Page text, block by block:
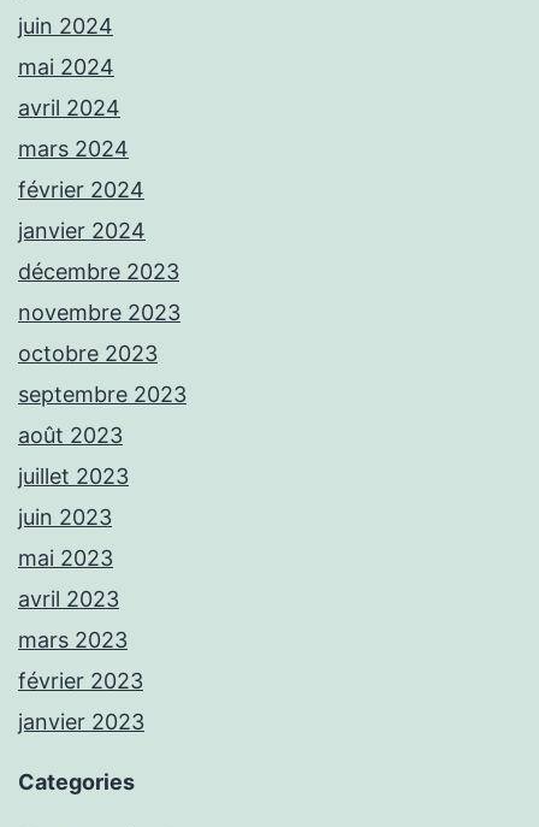
juin 2024
mai 2024
avril 2024
mars 2024
février 2024
janvier 2024
décembre 2023
novembre 2023
octobre 2023
septembre 2023
août 2023
juillet 2023
juin 2023
mai 2023
avril 2023
mars 2023
février 2023
janvier 2023
Categories